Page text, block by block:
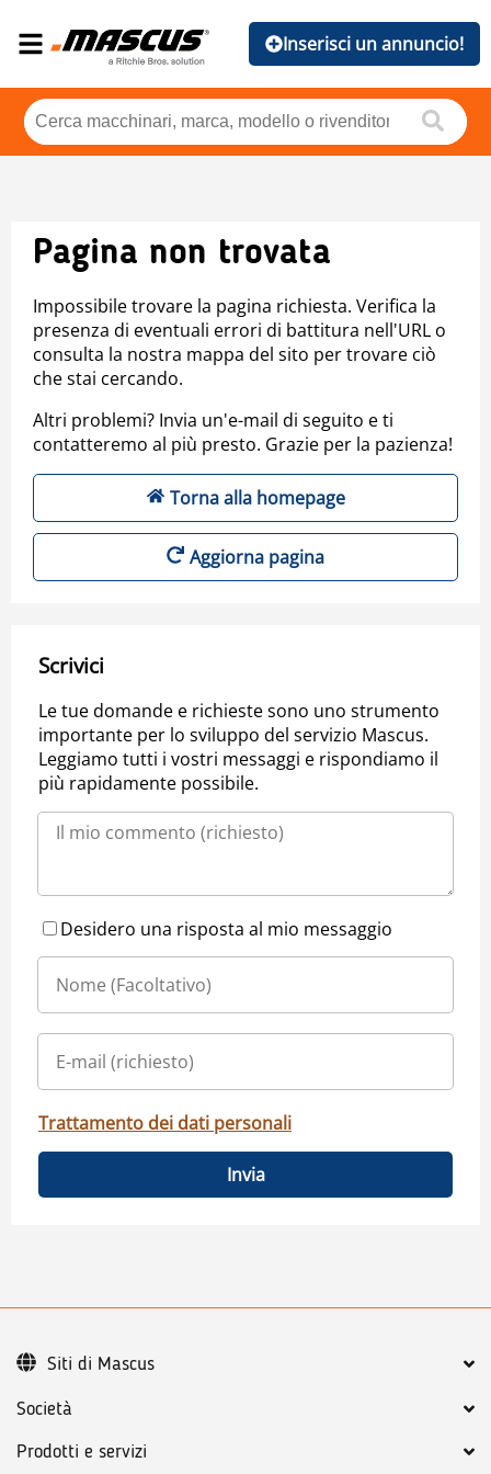
Inserisci un annuncio!
Pagina non trovata
Impossibile trovare la pagina richiesta. Verifica la
presenza di eventuali errori di battitura nell'URL o
consulta la nostra mappa del sito per trovare ciò
che stai cercando.
Altri problemi? Invia un'e-mail di seguito e ti
contatteremo al più presto. Grazie per la pazienza!
Torna alla homepage
Aggiorna pagina
Scrivici
Le tue domande e richieste sono uno strumento
importante per lo sviluppo del servizio Mascus.
Leggiamo tutti i vostri messaggi e rispondiamo il
più rapidamente possibile.
Desidero una risposta al mio messaggio
Trattamento dei dati personali
Invia
Società
Prodotti e servizi
Siti di Mascus